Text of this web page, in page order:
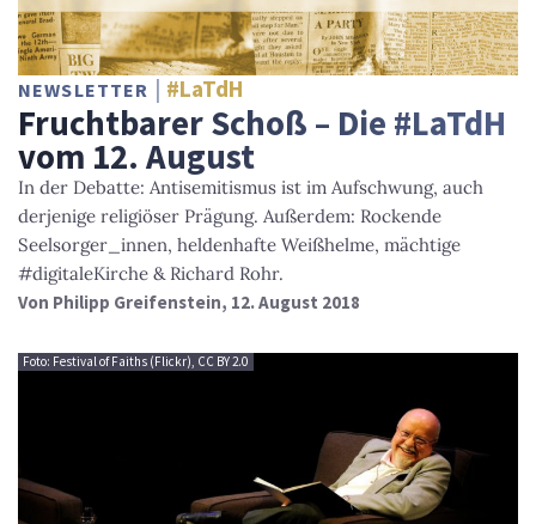
NEWSLETTER #LaTdH
Fruchtbarer Schoß – Die #LaTdH
vom 12. August
In der Debatte: Antisemitismus ist im Aufschwung, auch
derjenige religiöser Prägung. Außerdem: Rockende
Seelsorger_innen, heldenhafte Weißhelme, mächtige
#digitaleKirche & Richard Rohr.
Von Philipp Greifenstein, 12. August 2018
Foto: Festival of Faiths (Flickr), CC BY 2.0